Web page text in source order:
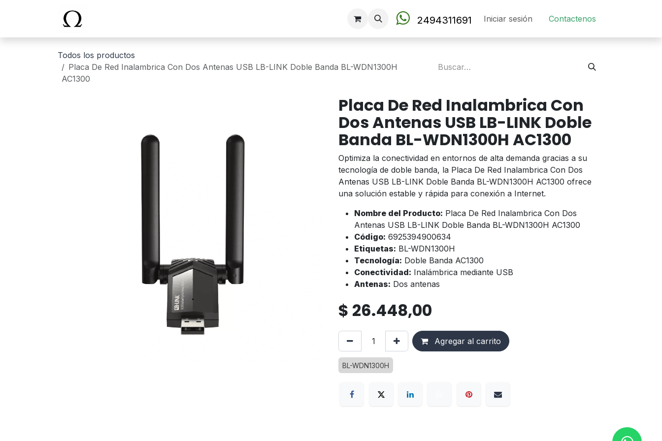
2494311691 Iniciar sesión Contact​en​os​
Todos los productos
Placa De Red Inalambrica Con Dos Antenas USB LB-LINK Doble Banda BL-WDN1300H
AC1300
Placa De Red Inalambrica Con
Dos Antenas USB LB-LINK Doble
Banda BL-WDN1300H AC1300
Optimiza la conectividad en entornos de alta demanda gracias a su
tecnología de doble banda, la Placa De Red Inalambrica Con Dos
Antenas USB LB-LINK Doble Banda BL-WDN1300H AC1300 ofrece
una solución estable y rápida para conexión a Internet.
Nombre del Producto: Placa De Red Inalambrica Con Dos
Antenas USB LB-LINK Doble Banda BL-WDN1300H AC1300
Código: 6925394900634
Etiquetas: BL-WDN1300H
Tecnología: Doble Banda AC1300
Conectividad: Inalámbrica mediante USB
Antenas: Dos antenas
$ 26.448,00
Agregar al carrito
BL-WDN1300H